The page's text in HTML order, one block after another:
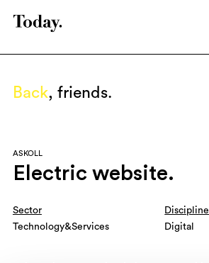
ARCHIVE
SHOWREEL
CONTACT
LINKEDIN
Back, friends.
ASKOLL
Electric website.
Sector
Technology&Services
Discipline
Digital